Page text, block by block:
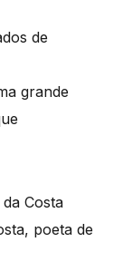
de
grande
Costa
poeta de